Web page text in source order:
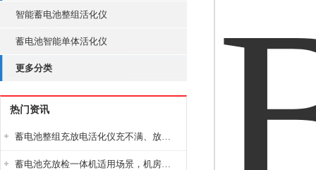
智能蓄电池整组活化仪
蓄电池智能单体活化仪
更多分类
热门资讯
蓄电池整组充放电活化仪充不满、放不完怎么办？
蓄电池充放检一体机适用场景，机房基站变电站铅酸蓄电池维护检测应用